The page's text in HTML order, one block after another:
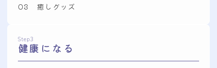
03 癒しグッズ
Step3
健康になる